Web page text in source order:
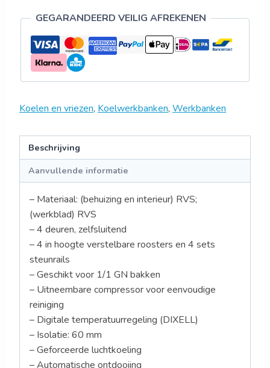
GEGARANDEERD VEILIG AFREKENEN
Koelen en vriezen, Koelwerkbanken, Werkbanken
Beschrijving
Aanvullende informatie
– Materiaal: (behuizing en interieur) RVS;
(werkblad) RVS
– 4 deuren, zelfsluitend
– 4 in hoogte verstelbare roosters en 4 sets
steunrails
– Geschikt voor 1/1 GN bakken
– Uitneembare compressor voor eenvoudige
reiniging
– Digitale temperatuurregeling (DIXELL)
– Isolatie: 60 mm
– Geforceerde luchtkoeling
– Automatische ontdooiing